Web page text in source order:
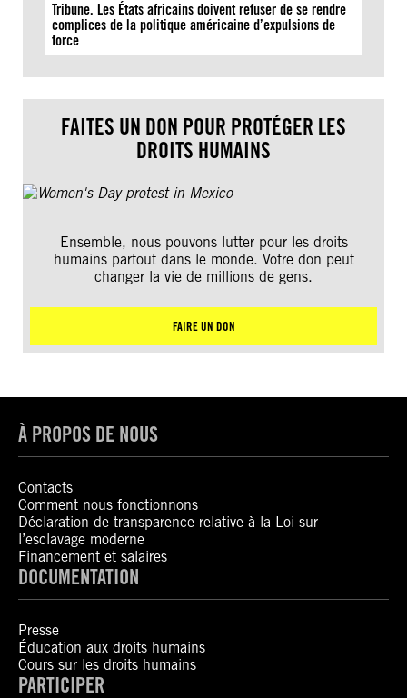
Tribune. Les États africains doivent refuser de se rendre
complices de la politique américaine d’expulsions de
force
FAITES UN DON POUR PROTÉGER LES
DROITS HUMAINS
Ensemble, nous pouvons lutter pour les droits
humains partout dans le monde. Votre don peut
changer la vie de millions de gens.
FAIRE UN DON
À PROPOS DE NOUS
Contacts
Comment nous fonctionnons
Déclaration de transparence relative à la Loi sur
l’esclavage moderne
Financement et salaires
DOCUMENTATION
Presse
Éducation aux droits humains
Cours sur les droits humains
PARTICIPER